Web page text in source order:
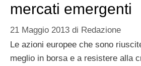
mercati emergenti
21 Maggio 2013 di Redazione
Le azioni europee che sono
meglio in borsa e a resistere alla